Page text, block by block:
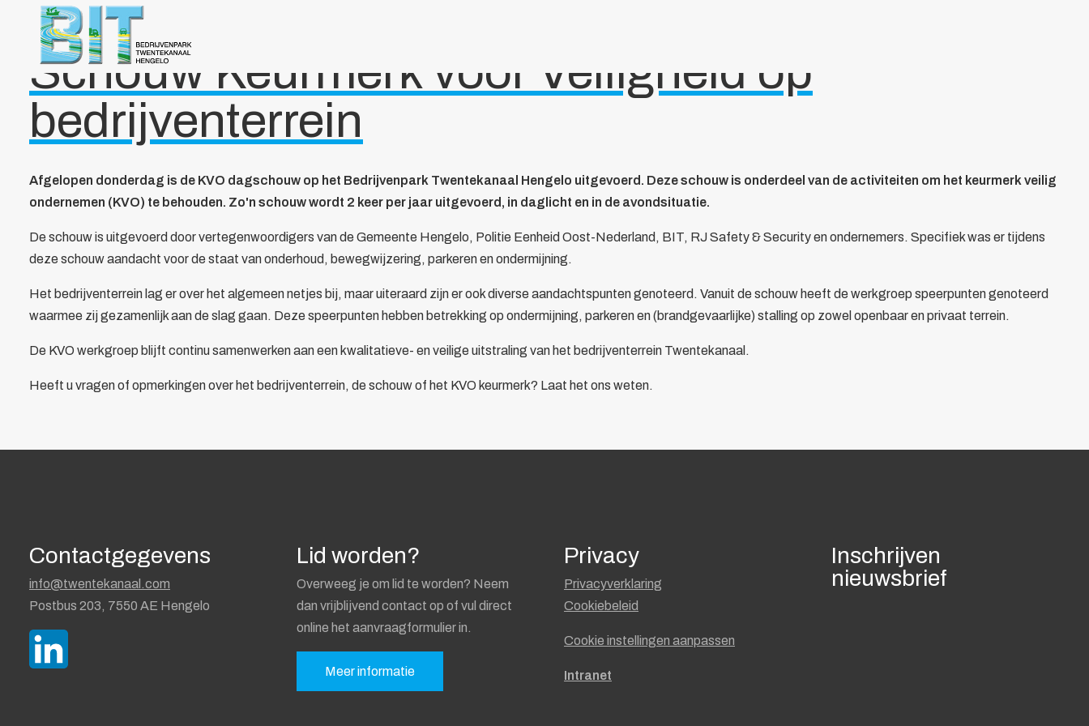
Over BIT
Bestuur
Doelstelling
Voordelen
Parkmanagement
Beheer bedrijvenpark Twentekanaal
Calamiteitenkaart
Wijkagent
KVO
Cybercrime
Duurzaamheid
Parkeren vrachtwagens
Beveiliging
Bewegwijzering
Juridische dienstverlening
Agenda
Actueel
Contact
Home / Actueel /
Schouw Keurmerk voor Veiligheid op
bedrijventerrein
Afgelopen donderdag is de KVO dagschouw op het Bedrijvenpark Twentekanaal Hengelo uitgevoerd. Deze schouw is onderdeel van de activiteiten om het keurmerk veilig
ondernemen (KVO) te behouden. Zo'n schouw wordt 2 keer per jaar uitgevoerd, in daglicht en in de avondsituatie.
De schouw is uitgevoerd door vertegenwoordigers van de Gemeente Hengelo, Politie Eenheid Oost-Nederland, BIT, RJ Safety & Security en ondernemers. Specifiek was er tijdens
deze schouw aandacht voor de staat van onderhoud, bewegwijzering, parkeren en ondermijning.
Het bedrijventerrein lag er over het algemeen netjes bij, maar uiteraard zijn er ook diverse aandachtspunten genoteerd. Vanuit de schouw heeft de werkgroep speerpunten genoteerd
waarmee zij gezamenlijk aan de slag gaan. Deze speerpunten hebben betrekking op ondermijning, parkeren en (brandgevaarlijke) stalling op zowel openbaar en privaat terrein.
De KVO werkgroep blijft continu samenwerken aan een kwalitatieve- en veilige uitstraling van het bedrijventerrein Twentekanaal.
Heeft u vragen of opmerkingen over het bedrijventerrein, de schouw of het KVO keurmerk? Laat het ons weten.
Contactgegevens
info@twentekanaal.com
Postbus 203, 7550 AE Hengelo
Lid worden?
Overweeg je om lid te worden? Neem
dan vrijblijvend contact op of vul direct
online het aanvraagformulier in.
Meer informatie
Privacy
Privacyverklaring
Cookiebeleid
Cookie instellingen aanpassen
Intranet
Inschrijven
nieuwsbrief